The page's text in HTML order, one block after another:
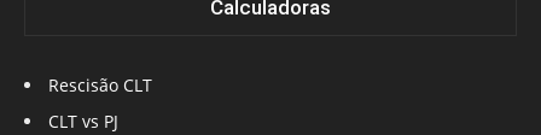
Calculadoras
Rescisão CLT
CLT vs PJ